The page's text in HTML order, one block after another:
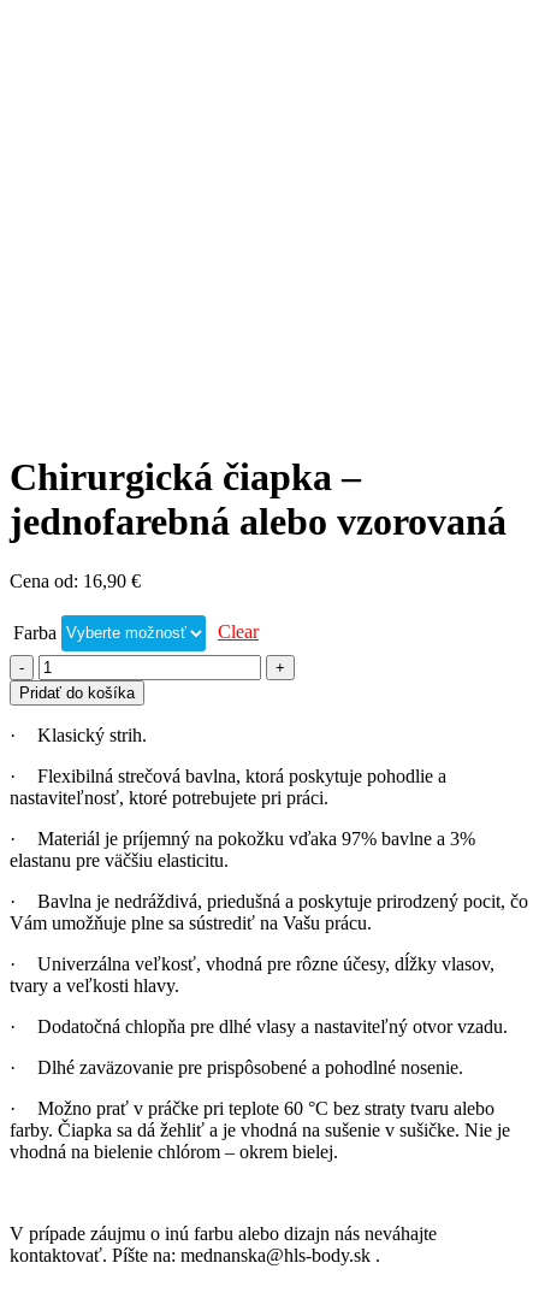
Chirurgická čiapka –
jednofarebná alebo vzorovaná
Cena od: 16,90 €
Farba Clear
Pridať do košíka
·
Klasický strih.
·
Flexibilná strečová bavlna, ktorá poskytuje pohodlie a
nastaviteľnosť, ktoré potrebujete pri práci.
·
Materiál je príjemný na pokožku vďaka 97% bavlne a 3%
elastanu pre väčšiu elasticitu.
·
Bavlna je nedráždivá, priedušná a poskytuje prirodzený pocit, čo
Vám umožňuje plne sa sústrediť na Vašu prácu.
·
Univerzálna veľkosť, vhodná pre rôzne účesy, dĺžky vlasov,
tvary a veľkosti hlavy.
·
Dodatočná chlopňa pre dlhé vlasy a nastaviteľný otvor vzadu.
·
Dlhé zaväzovanie pre prispôsobené a pohodlné nosenie.
·
Možno prať v práčke pri teplote 60 °C bez straty tvaru alebo
farby. Čiapka sa dá žehliť a je vhodná na sušenie v sušičke. Nie je
vhodná na bielenie chlórom – okrem bielej.
V prípade záujmu o inú farbu alebo dizajn nás neváhajte
kontaktovať. Píšte na: mednanska@hls-body.sk .